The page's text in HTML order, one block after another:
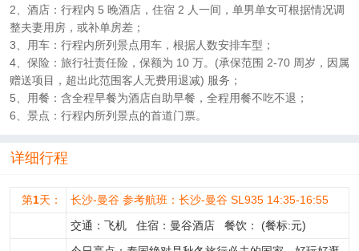
2、酒店：行程内 5 晚酒店，住宿 2 人一间，单男单女可根据情况调
整夫妻用房，或补单房差；
3、用车：行程内所列景点用车，根据人数安排车型；
4、保险：旅行社责任险，保额为 10 万。(承保范围 2-70 周岁，因属
赠送项目，超出此范围客人无费用退减) 服务；
5、用餐：含全程早餐为酒店自助早餐，全程用餐不吃不退；
6、景点：行程内所列景点的首道门票。
详细行程
第1天：
长沙-曼谷 参考航班：长沙-曼谷 SL935 14:35-16:55
交通：飞机 住宿：曼谷酒店 餐饮： (餐标:元)